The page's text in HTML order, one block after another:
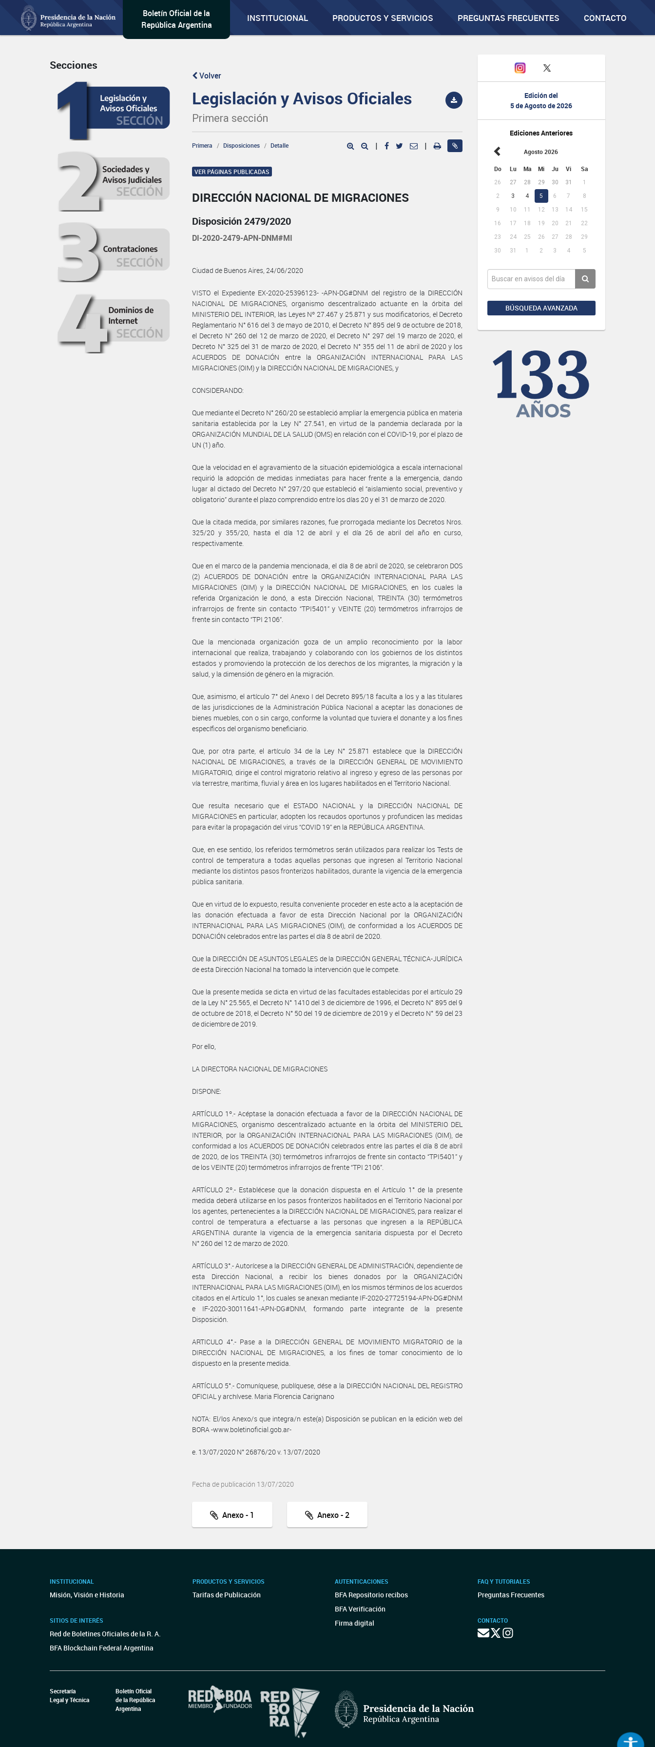
Boletín Oficial de la
República Argentina
INSTITUCIONAL PRODUCTOS Y SERVICIOS PREGUNTAS FRECUENTES CONTACTO
Edición del
5 de Agosto de 2026
Ediciones Anteriores
Agosto 2026
Do Lu Ma Mi Ju Vi Sa
26 27 28 29 30 31
1
2
3 4 5 6 7
8
9
10 11 12 13 14
15
16
17 18 19 20 21
22
23
24 25 26 27 28
29
30
31 1 2 3 4 5
BÚSQUEDA AVANZADA
Secciones
Volver
Legislación y Avisos Oficiales
Primera sección
Primera Disposiciones Detalle | |
VER PÁGINAS PUBLICADAS
DIRECCIÓN NACIONAL DE MIGRACIONES
Disposición 2479/2020
DI-2020-2479-APN-DNM#MI
Ciudad de Buenos Aires, 24/06/2020
VISTO el Expediente EX-2020-25396123- -APN-DG#DNM del registro de la DIRECCIÓN
NACIONAL DE MIGRACIONES, organismo descentralizado actuante en la órbita del
MINISTERIO DEL INTERIOR, las Leyes Nº 27.467 y 25.871 y sus modificatorios, el Decreto
Reglamentario N° 616 del 3 de mayo de 2010, el Decreto N° 895 del 9 de octubre de 2018,
el Decreto N° 260 del 12 de marzo de 2020, el Decreto N° 297 del 19 marzo de 2020, el
Decreto N° 325 del 31 de marzo de 2020, el Decreto N° 355 del 11 de abril de 2020 y los
ACUERDOS DE DONACIÓN entre la ORGANIZACIÓN INTERNACIONAL PARA LAS
MIGRACIONES (OIM) y la DIRECCIÓN NACIONAL DE MIGRACIONES, y
CONSIDERANDO:
Que mediante el Decreto N° 260/20 se estableció ampliar la emergencia pública en materia
sanitaria establecida por la Ley N° 27.541, en virtud de la pandemia declarada por la
ORGANIZACIÓN MUNDIAL DE LA SALUD (OMS) en relación con el COVID-19, por el plazo de
UN (1) año.
Que la velocidad en el agravamiento de la situación epidemiológica a escala internacional
requirió la adopción de medidas inmediatas para hacer frente a la emergencia, dando
lugar al dictado del Decreto N° 297/20 que estableció el “aislamiento social, preventivo y
obligatorio” durante el plazo comprendido entre los días 20 y el 31 de marzo de 2020.
Que la citada medida, por similares razones, fue prorrogada mediante los Decretos Nros.
325/20 y 355/20, hasta el día 12 de abril y el día 26 de abril del año en curso,
respectivamente.
Que en el marco de la pandemia mencionada, el día 8 de abril de 2020, se celebraron DOS
(2) ACUERDOS DE DONACIÓN entre la ORGANIZACIÓN INTERNACIONAL PARA LAS
MIGRACIONES (OIM) y la DIRECCIÓN NACIONAL DE MIGRACIONES, en los cuales la
referida Organización le donó, a esta Dirección Nacional, TREINTA (30) termómetros
infrarrojos de frente sin contacto “TPI5401” y VEINTE (20) termómetros infrarrojos de
frente sin contacto “TPI 2106”.
Que la mencionada organización goza de un amplio reconocimiento por la labor
internacional que realiza, trabajando y colaborando con los gobiernos de los distintos
estados y promoviendo la protección de los derechos de los migrantes, la migración y la
salud, y la dimensión de género en la migración.
Que, asimismo, el artículo 7° del Anexo I del Decreto 895/18 faculta a los y a las titulares
de las jurisdicciones de la Administración Pública Nacional a aceptar las donaciones de
bienes muebles, con o sin cargo, conforme la voluntad que tuviera el donante y a los fines
específicos del organismo beneficiario.
Que, por otra parte, el artículo 34 de la Ley N° 25.871 establece que la DIRECCIÓN
NACIONAL DE MIGRACIONES, a través de la DIRECCIÓN GENERAL DE MOVIMIENTO
MIGRATORIO, dirige el control migratorio relativo al ingreso y egreso de las personas por
vía terrestre, marítima, fluvial y área en los lugares habilitados en el Territorio Nacional.
Que resulta necesario que el ESTADO NACIONAL y la DIRECCIÓN NACIONAL DE
MIGRACIONES en particular, adopten los recaudos oportunos y profundicen las medidas
para evitar la propagación del virus “COVID 19” en la REPÚBLICA ARGENTINA.
Que, en ese sentido, los referidos termómetros serán utilizados para realizar los Tests de
control de temperatura a todas aquellas personas que ingresen al Territorio Nacional
mediante los distintos pasos fronterizos habilitados, durante la vigencia de la emergencia
pública sanitaria.
Que en virtud de lo expuesto, resulta conveniente proceder en este acto a la aceptación de
las donación efectuada a favor de esta Dirección Nacional por la ORGANIZACIÓN
INTERNACIONAL PARA LAS MIGRACIONES (OIM), de conformidad a los ACUERDOS DE
DONACIÓN celebrados entre las partes el día 8 de abril de 2020.
Que la DIRECCIÓN DE ASUNTOS LEGALES de la DIRECCIÓN GENERAL TÉCNICA-JURÍDICA
de esta Dirección Nacional ha tomado la intervención que le compete.
Que la presente medida se dicta en virtud de las facultades establecidas por el artículo 29
de la Ley N° 25.565, el Decreto N° 1410 del 3 de diciembre de 1996, el Decreto N° 895 del 9
de octubre de 2018, el Decreto N° 50 del 19 de diciembre de 2019 y el Decreto N° 59 del 23
de diciembre de 2019.
Por ello,
LA DIRECTORA NACIONAL DE MIGRACIONES
DISPONE:
ARTÍCULO 1º.- Acéptase la donación efectuada a favor de la DIRECCIÓN NACIONAL DE
MIGRACIONES, organismo descentralizado actuante en la órbita del MINISTERIO DEL
INTERIOR, por la ORGANIZACIÓN INTERNACIONAL PARA LAS MIGRACIONES (OIM), de
conformidad a los ACUERDOS DE DONACIÓN celebrados entre las partes el día 8 de abril
de 2020, de los TREINTA (30) termómetros infrarrojos de frente sin contacto “TPI5401” y
de los VEINTE (20) termómetros infrarrojos de frente “TPI 2106”.
ARTÍCULO 2º.- Establécese que la donación dispuesta en el Artículo 1° de la presente
medida deberá utilizarse en los pasos fronterizos habilitados en el Territorio Nacional por
los agentes, pertenecientes a la DIRECCIÓN NACIONAL DE MIGRACIONES, para realizar el
control de temperatura a efectuarse a las personas que ingresen a la REPÚBLICA
ARGENTINA durante la vigencia de la emergencia sanitaria dispuesta por el Decreto
N° 260 del 12 de marzo de 2020.
ARTÍCULO 3°.- Autorícese a la DIRECCIÓN GENERAL DE ADMINISTRACIÓN, dependiente de
esta Dirección Nacional, a recibir los bienes donados por la ORGANIZACIÓN
INTERNACIONAL PARA LAS MIGRACIONES (OIM), en los mismos términos de los acuerdos
citados en el Artículo 1°, los cuales se anexan mediante IF-2020-27725194-APN-DG#DNM
e IF-2020-30011641-APN-DG#DNM, formando parte integrante de la presente
Disposición.
ARTICULO 4°.- Pase a la DIRECCIÓN GENERAL DE MOVIMIENTO MIGRATORIO de la
DIRECCIÓN NACIONAL DE MIGRACIONES, a los fines de tomar conocimiento de lo
dispuesto en la presente medida.
ARTÍCULO 5°.- Comuníquese, publíquese, dése a la DIRECCIÓN NACIONAL DEL REGISTRO
OFICIAL y archívese. Maria Florencia Carignano
NOTA: El/los Anexo/s que integra/n este(a) Disposición se publican en la edición web del
BORA -www.boletinoficial.gob.ar-
e. 13/07/2020 N° 26876/20 v. 13/07/2020
Fecha de publicación 13/07/2020
Anexo - 1 Anexo - 2
INSTITUCIONAL
Misión, Visión e Historia
SITIOS DE INTERÉS
Red de Boletines Oficiales de la R. A.
BFA Blockchain Federal Argentina
PRODUCTOS Y SERVICIOS
Tarifas de Publicación
AUTENTICACIONES
BFA Repositorio recibos
BFA Verificación
Firma digital
FAQ Y TUTORIALES
Preguntas Frecuentes
CONTACTO
Secretaría
Legal y Técnica
Boletín Oficial
de la República
Argentina